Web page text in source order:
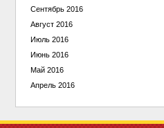
Сентябрь 2016
Август 2016
Июль 2016
Июнь 2016
Май 2016
Апрель 2016